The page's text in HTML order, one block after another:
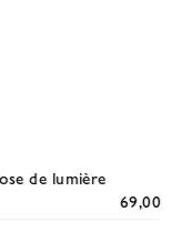
Mot
69,00 €